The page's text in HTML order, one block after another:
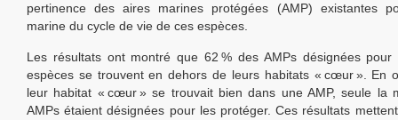
pertinence des aires marines protégées (AMP) existantes
marine du cycle de vie de ces espèces.
Les résultats ont montré que 62 % des AMPs désignées pour
espèces se trouvent en dehors de leurs habitats « cœur ». En
leur habitat « cœur » se trouvait bien dans une AMP, seule la
AMPs étaient désignées pour les protéger. Ces résultats